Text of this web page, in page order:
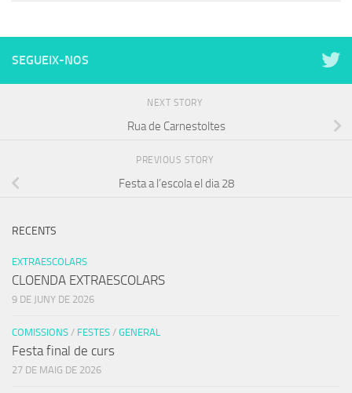
SEGUEIX-NOS
NEXT STORY
Rua de Carnestoltes
PREVIOUS STORY
Festa a l’escola el dia 28
RECENTS
EXTRAESCOLARS
CLOENDA EXTRAESCOLARS
9 DE JUNY DE 2026
COMISSIONS / FESTES / GENERAL
Festa final de curs
27 DE MAIG DE 2026